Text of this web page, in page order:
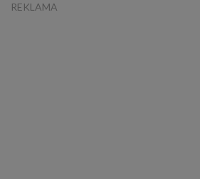
REKLAMA